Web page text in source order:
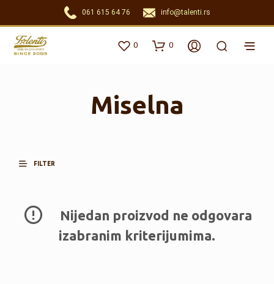
061 615 64 76 info@talenti.rs
0 0
Miselna
FILTER
Nijedan proizvod ne odgovara
izabranim kriterijumima.